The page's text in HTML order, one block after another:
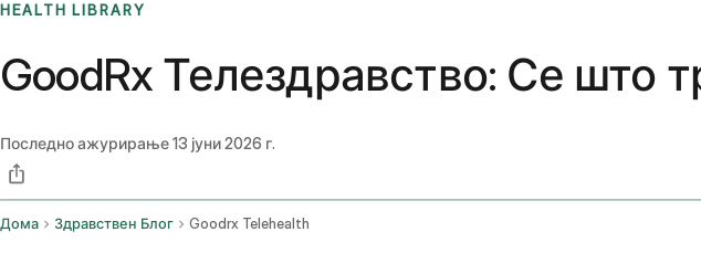
HEALTH LIBRARY
GoodRx Телездравство: Се што
Последно ажурирање13 јуни 2026 г.
Дома Здравствен Блог Goodrx Telehealth